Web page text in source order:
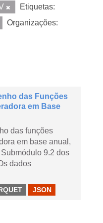
Etiquetas:
Organizações:
das Funções
em Base
das funções
em base anual,
9.2 dos
dados
JSON